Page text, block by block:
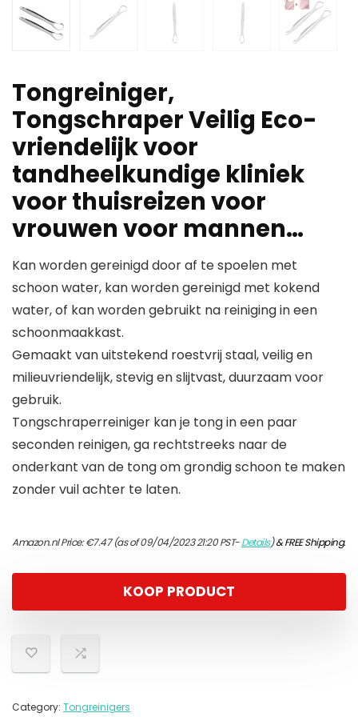
Tongreiniger,
Tongschraper Veilig Eco-
vriendelijk voor
tandheelkundige kliniek
voor thuisreizen voor
vrouwen voor mannen…
Kan worden gereinigd door af te spoelen met
schoon water, kan worden gereinigd met kokend
water, of kan worden gebruikt na reiniging in een
schoonmaakkast.
Gemaakt van uitstekend roestvrij staal, veilig en
milieuvriendelijk, stevig en slijtvast, duurzaam voor
gebruik.
Tongschraperreiniger kan je tong in een paar
seconden reinigen, ga rechtstreeks naar de
onderkant van de tong om grondig schoon te maken
zonder vuil achter te laten.
Amazon.nl Price:€7.47(as of 09/04/2023 21:20 PST-Details)&FREE Shipping.
KOOP PRODUCT
Category: Tongreinigers